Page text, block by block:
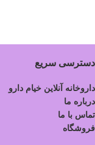
دسترسی سریع
داروخانه آنلاین خیام دارو
درباره ما
تماس با ما
فروشگاه